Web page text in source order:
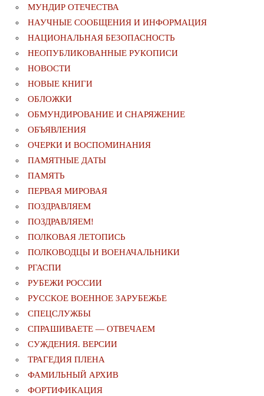
МУНДИР ОТЕЧЕСТВА
НАУЧНЫЕ СООБЩЕНИЯ И ИНФОРМАЦИЯ
НАЦИОНАЛЬНАЯ БЕЗОПАСНОСТЬ
НЕОПУБЛИКОВАННЫЕ РУКОПИСИ
НОВОСТИ
НОВЫЕ КНИГИ
ОБЛОЖКИ
ОБМУНДИРОВАНИЕ И СНАРЯЖЕНИЕ
ОБЪЯВЛЕНИЯ
ОЧЕРКИ И ВОСПОМИНАНИЯ
ПАМЯТНЫЕ ДАТЫ
ПАМЯТЬ
ПЕРВАЯ МИРОВАЯ
ПОЗДРАВЛЯЕМ
ПОЗДРАВЛЯЕМ!
ПОЛКОВАЯ ЛЕТОПИСЬ
ПОЛКОВОДЦЫ И ВОЕНАЧАЛЬНИКИ
РГАСПИ
РУБЕЖИ РОССИИ
РУССКОЕ ВОЕННОЕ ЗАРУБЕЖЬЕ
СПЕЦСЛУЖБЫ
СПРАШИВАЕТЕ — ОТВЕЧАЕМ
СУЖДЕНИЯ. ВЕРСИИ
ТРАГЕДИЯ ПЛЕНА
ФАМИЛЬНЫЙ АРХИВ
ФОРТИФИКАЦИЯ